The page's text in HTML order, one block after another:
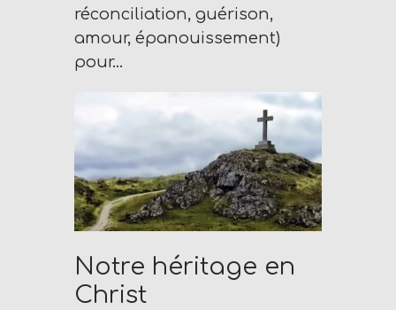
réconciliation, guérison,
amour, épanouissement)
pour…
Notre héritage en
Christ